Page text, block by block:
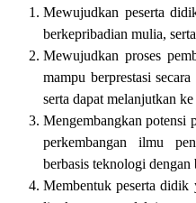
Mewujudkan peserta
berkepribadian mulia,
Mewujudkan proses
mampu berprestasi
serta dapat melanjutkan
Mengembangkan potensi
perkembangan ilmu
berbasis teknologi
Membentuk peserta didik